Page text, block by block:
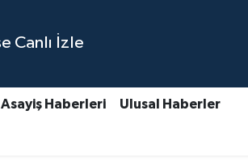
Canlı İzle
Asayiş Haberleri Ulusal Haberler